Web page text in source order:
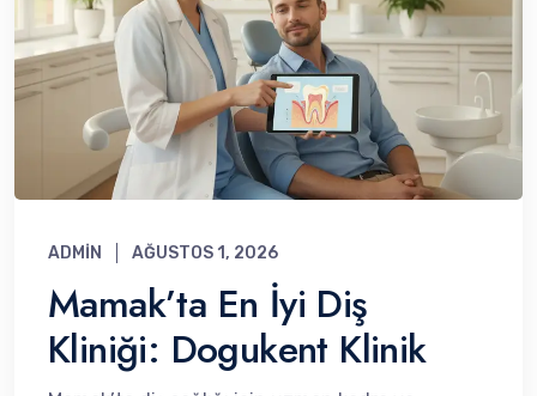
ADMIN AĞUSTOS 1, 2026
Mamak’ta En İyi Diş
Kliniği: Dogukent Klinik